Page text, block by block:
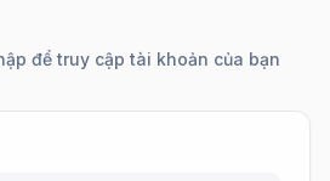
để truy cập tài khoản của bạn